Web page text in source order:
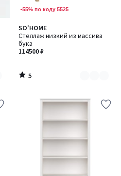
-55% по коду 5525
SO'HOME
Стеллаж низкий из массива
бука
114500 ₽
5
/
5
Количество
цветов:
2
5
/